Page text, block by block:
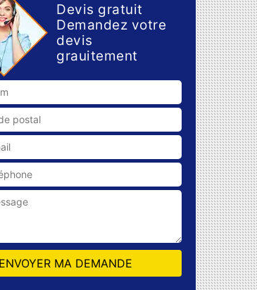
Devis gratuit
Demandez votre
devis
grauitement